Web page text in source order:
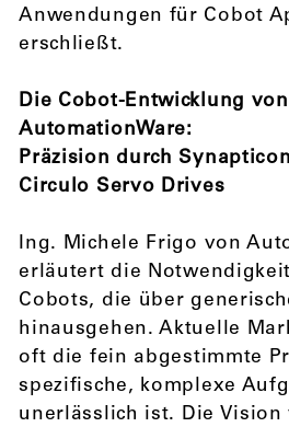
Anwendungen für Cobot
erschließt.
Die Cobot-Entwicklung von
AutomationWare:
Präzision durch
Circulo Servo Drives
Ing. Michele Frigo von
erläutert die
Cobots, die über
hinausgehen. Aktuelle
oft die fein abgestimmte
spezifische, komplexe
unerlässlich ist. Die Vision